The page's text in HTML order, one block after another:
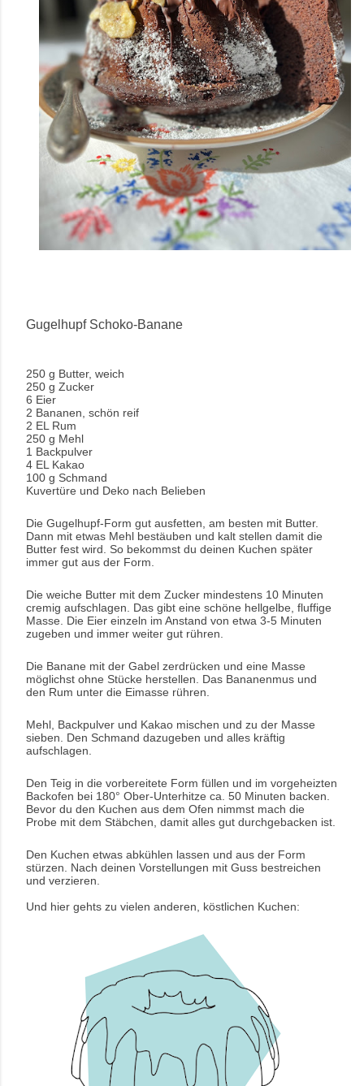
Gugelhupf Schoko-Banane
250 g Butter, weich
250 g Zucker
6 Eier
2 Bananen, schön reif
2 EL Rum
250 g Mehl
1 Backpulver
4 EL Kakao
100 g Schmand
Kuvertüre und Deko nach Belieben
Die Gugelhupf-Form gut ausfetten, am besten mit Butter.
Dann mit etwas Mehl bestäuben und kalt stellen damit die
Butter fest wird. So bekommst du deinen Kuchen später
immer gut aus der Form.
Die weiche Butter mit dem Zucker mindestens 10 Minuten
cremig aufschlagen. Das gibt eine schöne hellgelbe, fluffige
Masse. Die Eier einzeln im Anstand von etwa 3-5 Minuten
zugeben und immer weiter gut rühren.
Die Banane mit der Gabel zerdrücken und eine Masse
möglichst ohne Stücke herstellen. Das Bananenmus und
den Rum unter die Eimasse rühren.
Mehl, Backpulver und Kakao mischen und zu der Masse
sieben. Den Schmand dazugeben und alles kräftig
aufschlagen.
Den Teig in die vorbereitete Form füllen und im vorgeheizten
Backofen bei 180° Ober-Unterhitze ca. 50 Minuten backen.
Bevor du den Kuchen aus dem Ofen nimmst mach die
Probe mit dem Stäbchen, damit alles gut durchgebacken ist.
Den Kuchen etwas abkühlen lassen und aus der Form
stürzen. Nach deinen Vorstellungen mit Guss bestreichen
und verzieren.
Und hier gehts zu vielen anderen, köstlichen Kuchen: